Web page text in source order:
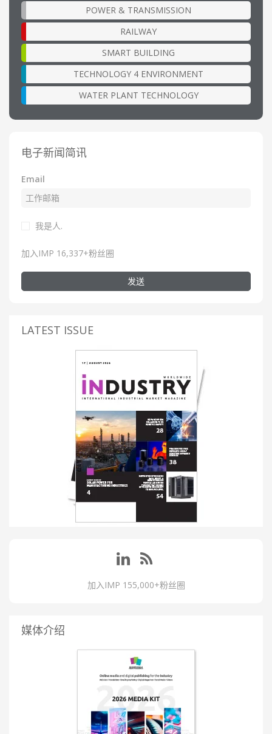
POWER & TRANSMISSION
RAILWAY
SMART BUILDING
TECHNOLOGY 4 ENVIRONMENT
WATER PLANT TECHNOLOGY
电子新闻简讯
Email
我是人.
加入IMP 16,337+粉丝圈
发送
LATEST ISSUE
加入IMP 155,000+粉丝圈
媒体介绍